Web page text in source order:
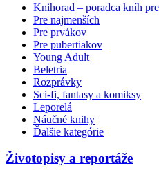
Knihorad – poradca kníh
Pre najmenších
Pre prvákov
Pre pubertiakov
Young Adult
Beletria
Rozprávky
Sci-fi, fantasy a komiksy
Leporelá
Náučné knihy
Ďalšie kategórie
Životopisy a reportáže